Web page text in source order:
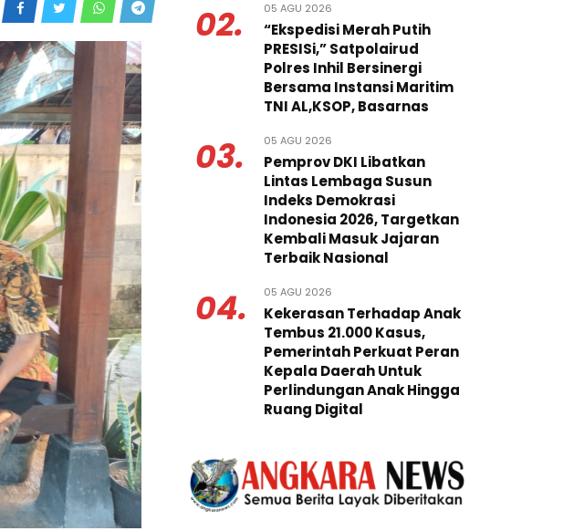
02. 05 AGU 2026
“Ekspedisi Merah Putih
PRESISi,” Satpolairud
Polres Inhil Bersinergi
Bersama Instansi Maritim
TNI AL,KSOP, Basarnas
03. 05 AGU 2026
Pemprov DKI Libatkan
Lintas Lembaga Susun
Indeks Demokrasi
Indonesia 2026, Targetkan
Kembali Masuk Jajaran
Terbaik Nasional
04. 05 AGU 2026
Kekerasan Terhadap Anak
Tembus 21.000 Kasus,
Pemerintah Perkuat Peran
Kepala Daerah Untuk
Perlindungan Anak Hingga
Ruang Digital